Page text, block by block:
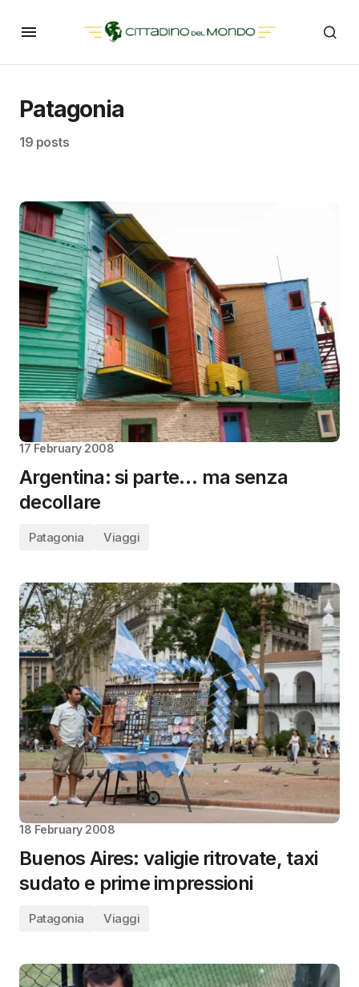
Patagonia
19 posts
17 February 2008
Argentina: si parte… ma senza
decollare
Patagonia Viaggi
18 February 2008
Buenos Aires: valigie ritrovate, taxi
sudato e prime impressioni
Patagonia Viaggi